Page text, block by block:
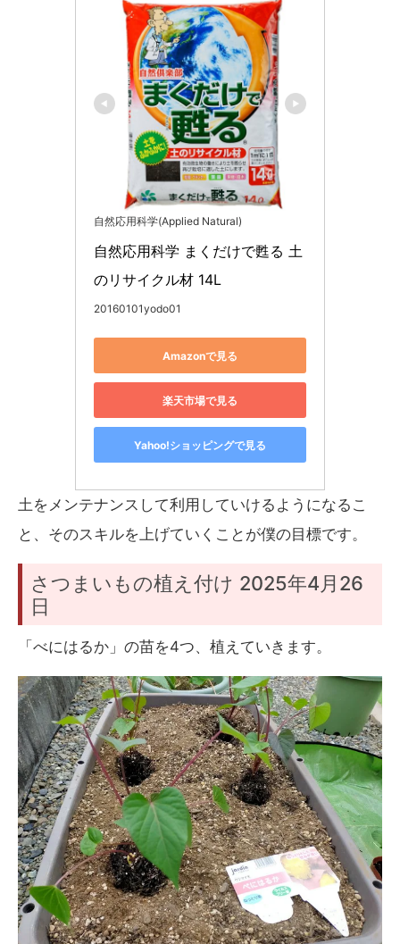
自然応用科学(Applied Natural)
自然応用科学 まくだけで甦る 土
のリサイクル材 14L
20160101yodo01
Amazonで見る
楽天市場で見る
Yahoo!ショッピングで見る
土をメンテナンスして利用していけるようになるこ
と、そのスキルを上げていくことが僕の目標です。
さつまいもの植え付け 2025年4月26
日
「べにはるか」の苗を4つ、植えていきます。